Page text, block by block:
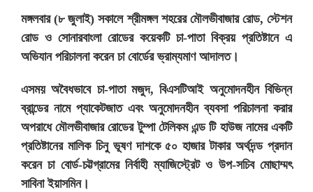
মঙ্গলবার (৮ জুলাই) সকালে শ্রীমঙ্গল শহরের মৌলভীবাজার রোড, স্টেশন
রোড ও সোনারবাংলা রোডের কয়েকটি চা-পাতা বিক্রয় প্রতিষ্টানে এ
অভিযান পরিচালনা করেন চা বোর্ডের ভ্রাম্যমাণ আদালত।
এসময় অবৈধভাবে চা-পাতা মজুদ, বিএসটিআই অনুমোদনহীন বিভিন্ন
ব্রান্ডের নামে প্যাকেটজাত এবং অনুমোদনহীন ব্যবসা পরিচালনা করার
অপরাধে মৌলভীবাজার রোডের টুম্পা টেলিকম এন্ড টি হাউজ নামের একটি
প্রতিষ্টানের মালিক চিনু ভূষণ দাশকে ৫০ হাজার টাকার অর্থদন্ড প্রদান
করেন চা বোর্ড-চট্টগ্রামের নির্বাহী ম্যাজিস্ট্রেট ও উপ-সচিব মোছাম্মৎ
সাবিনা ইয়াসমিন।